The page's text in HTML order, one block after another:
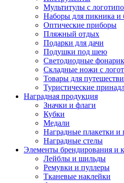
Мультитулы с
Наборы для пикника и
Оптические приборы
Пляжный отдых
Подарки для дачи
Подушки под шею
Светодиодные
Складные ножи с
Товары для
Туристические
Наградная продукция
Значки и флаги
Кубки
Медали
Наградные плакетки и
Наградные стелы
Элементы брендирования и
Лейблы и шильды
Ремувки и пуллеры
Тканевые наклейки